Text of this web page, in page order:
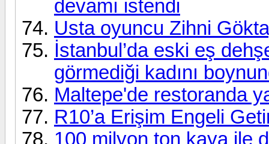
devamı istendi
Usta oyuncu Zihni
İstanbul’da eski eş
görmediği kadını
Maltepe'de restoranda
R10’a Erişim Engeli
100 milyon ton kaya ile